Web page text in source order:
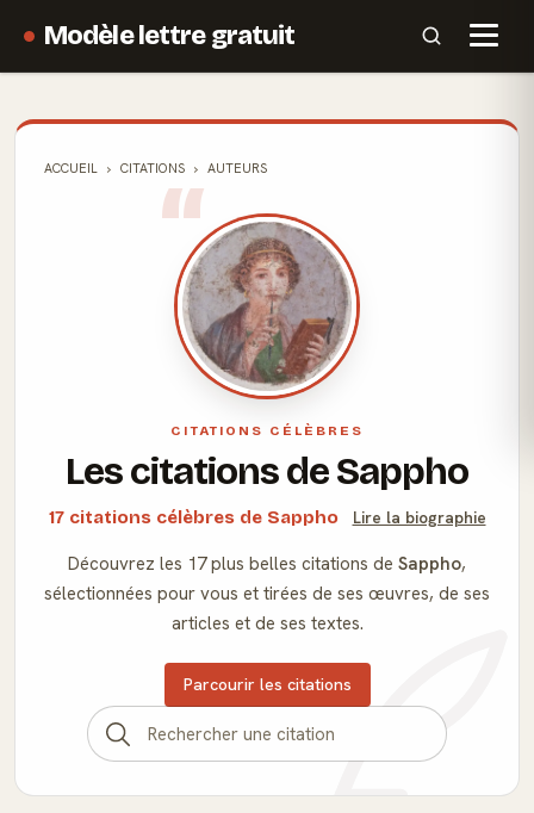
Modèle lettre gratuit
ACCUEIL CITATIONS AUTEURS
CITATIONS CÉLÈBRES
Les citations de Sappho
17 citations célèbres de Sappho Lire la biographie
Découvrez les 17 plus belles citations de Sappho,
sélectionnées pour vous et tirées de ses œuvres, de ses
articles et de ses textes.
Parcourir les citations